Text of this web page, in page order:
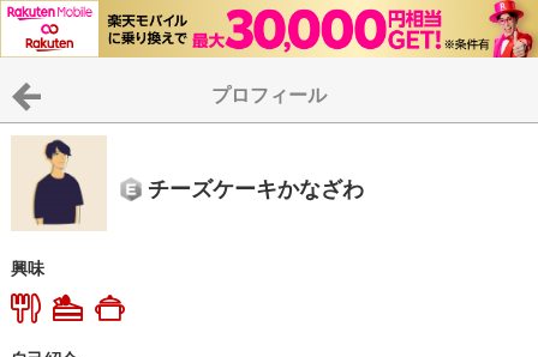
プロフィール
チーズケーキかなざわ
興味